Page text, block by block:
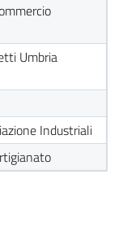
Umbria
Industriali